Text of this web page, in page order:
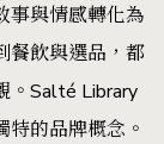
事與情感轉化為
餐飲與選品，都
。Salté Library
的品牌概念。